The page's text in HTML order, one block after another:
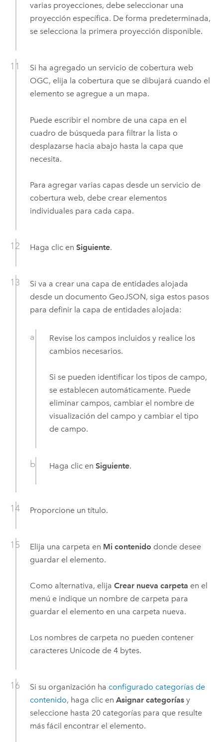
varias proyecciones, debe seleccionar una
proyección específica. De forma predeterminada,
se selecciona la primera proyección disponible.
Si ha agregado un servicio de cobertura web
OGC, elija la cobertura que se dibujará cuando el
elemento se agregue a un mapa.
Puede escribir el nombre de una capa en el
cuadro de búsqueda para filtrar la lista o
desplazarse hacia abajo hasta la capa que
necesita.
Para agregar varias capas desde un servicio de
cobertura web, debe crear elementos
individuales para cada capa.
Haga clic en Siguiente.
Si va a crear una capa de entidades alojada
desde un documento GeoJSON, siga estos pasos
para definir la capa de entidades alojada:
Revise los campos incluidos y realice los
cambios necesarios.
Si se pueden identificar los tipos de campo,
se establecen automáticamente. Puede
eliminar campos, cambiar el nombre de
visualización del campo y cambiar el tipo
de campo.
Haga clic enSiguiente.
Proporcione un título.
Elija una carpeta en Mi contenido donde desee
guardar el elemento.
Como alternativa, elija Crear nueva carpeta en el
menú e indique un nombre de carpeta para
guardar el elemento en una carpeta nueva.
Los nombres de carpeta no pueden contener
caracteres Unicode de 4 bytes.
Si su organización ha configurado categorías de
contenido, haga clic en Asignar categoríasy
seleccione hasta 20 categorías para que resulte
más fácil encontrar el elemento.